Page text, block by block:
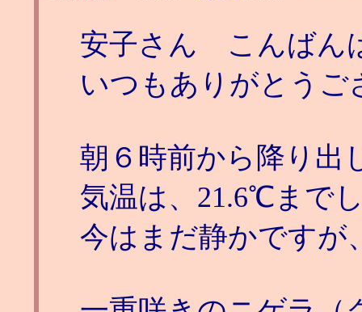
安子さん こんばん
いつもありがとうご
朝６時前から降り出
気温は、21.6℃まで
今はまだ静かですが